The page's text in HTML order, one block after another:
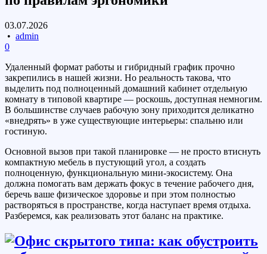
03.07.2026
• admin
0
Удаленный формат работы и гибридный график прочно
закрепились в нашей жизни. Но реальность такова, что
выделить под полноценный домашний кабинет отдельную
комнату в типовой квартире — роскошь, доступная немногим.
В большинстве случаев рабочую зону приходится деликатно
«внедрять» в уже существующие интерьеры: спальню или
гостиную.
Основной вызов при такой планировке — не просто втиснуть
компактную мебель в пустующий угол, а создать
полноценную, функциональную мини-экосистему. Она
должна помогать вам держать фокус в течение рабочего дня,
беречь ваше физическое здоровье и при этом полностью
растворяться в пространстве, когда наступает время отдыха.
Разберемся, как реализовать этот баланс на практике.